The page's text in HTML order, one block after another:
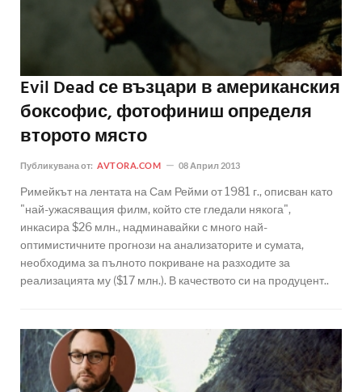
Evil Dead се възцари в американския
боксофис, фотофиниш определя
второто място
Публикувана от: AVTORA.COM 08 Април 2013
Римейкът на лентата на Сам Рейми от 1981 г., описван като
"най-ужасяващия филм, който сте гледали някога",
инкасира $26 млн., надминавайки с много най-
оптимистичните прогнози на анализаторите и сумата,
необходима за пълното покриване на разходите за
реализацията му ($17 млн.). В качеството си на продуцент..